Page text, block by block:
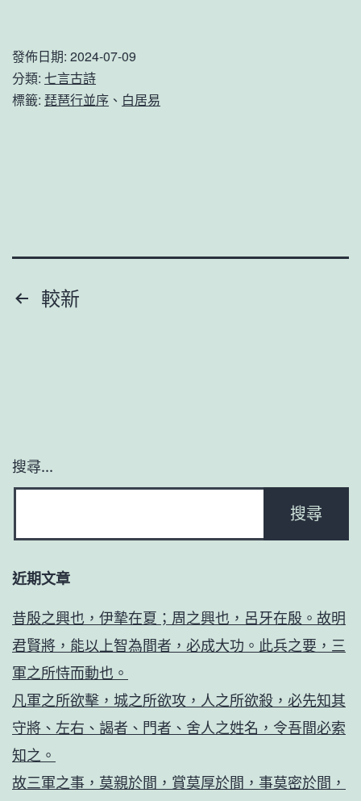
瑟。
之
發佈日期: 2024-07-09
分類: 七言古詩
標籤: 琵琶行並序 、 白居易
文 較新
搜尋...
近期文章
昔殷之興也，伊摯在夏；周之興也，呂牙在殷。故明
君賢將，能以上智為間者，必成大功。此兵之要，三
軍之所恃而動也。
凡軍之所欲擊，城之所欲攻，人之所欲殺，必先知其
守將、左右、謁者、門者、舍人之姓名，令吾間必索
知之。
故三軍之事，莫親於間，賞莫厚於間，事莫密於間，